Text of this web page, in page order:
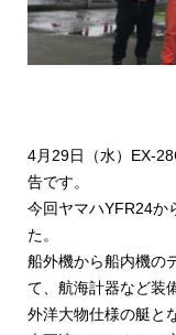
4月29日（水）EX-
告です。
今回ヤマハYFR24か
た。
船外機から船内機の
て、航海計器など装
外洋大物仕様の艇と